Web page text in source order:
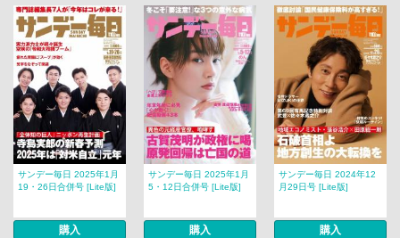
サンデー毎日 2025年1月
19・26日合併号 [Lite版]
購入
サンデー毎日 2025年1月
5・12日合併号 [Lite版]
購入
サンデー毎日 2024年12
月29日号 [Lite版]
購入